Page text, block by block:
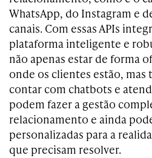
WhatsApp, do Instagram e
canais. Com essas APIs
plataforma inteligente e
não apenas estar de forma
onde os clientes estão, mas
contar com chatbots e
podem fazer a gestão
relacionamento e ainda
personalizadas para a
que precisam resolver.